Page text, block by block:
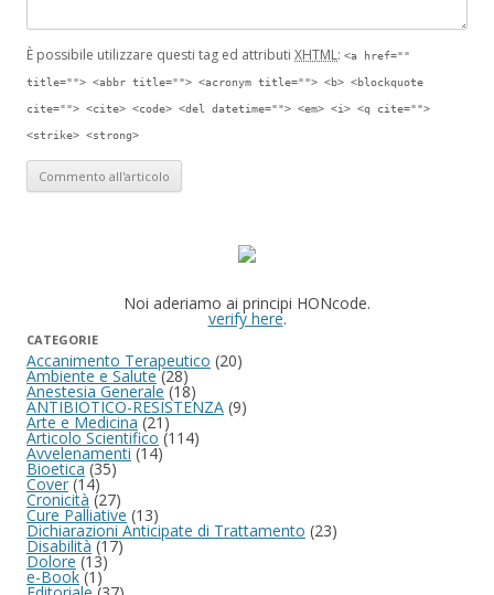
È possibile utilizzare questi tag ed attributi XHTML: <a href=""
title=""> <abbr title=""> <acronym title=""> <b> <blockquote
cite=""> <cite> <code> <del datetime=""> <em> <i> <q cite="">
<strike> <strong>
Noi aderiamo ai principi HONcode.
verify here.
CATEGORIE
Accanimento Terapeutico (20)
Ambiente e Salute(28)
Anestesia Generale(18)
ANTIBIOTICO-RESISTENZA (9)
Arte e Medicina(21)
Articolo Scientifico (114)
Avvelenamenti(14)
Bioetica(35)
Cover(14)
Cronicità (27)
Cure Palliative (13)
Dichiarazioni Anticipate di Trattamento (23)
Disabilità(17)
Dolore(13)
e-Book(1)